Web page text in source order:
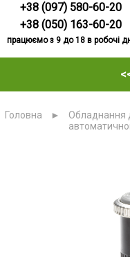
+38 (097) 580-60-20
+38 (050) 163-60-20
працюємо з 9 до 18 в робочі
Головна ►
Обладнання